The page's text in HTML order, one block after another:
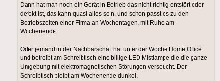
Dann hat man noch ein Gerät in Betrieb das nicht richtig entstört oder
defekt ist, das kann quasi alles sein, und schon passt es zu den
Betriebszeiten einer Firma an Wochentagen, mit Ruhe am
Wochenende.
Oder jemand in der Nachbarschaft hat unter der Woche Home Office
und betreibt am Schreibtisch eine billige LED Mistlampe die die ganze
Umgebung mit elektromagnetischen Störungen verseucht. Der
Schreibtisch bleibt am Wochenende dunkel.